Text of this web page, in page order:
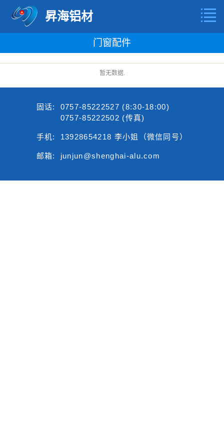
昇海铝材
门窗配件
暂无数据.
固话:
0757-85222527 (8:30-18:00)
0757-85222502 (传真)
手机: 13928654218 李小姐（微信同号）
邮箱: junjun@shenghai-alu.com